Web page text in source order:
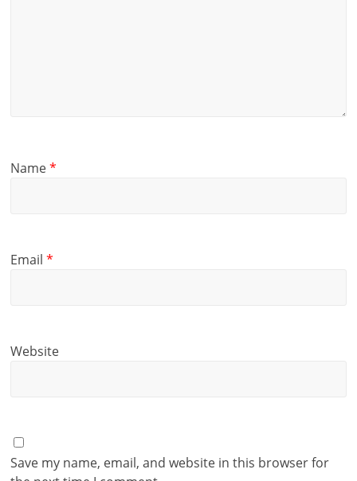
Name*
Email*
Website
Save my name, email, and website in this browser for